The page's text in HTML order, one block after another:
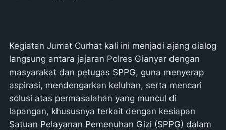
Kegiatan Jumat Curhat kali ini menjadi ajang dialog
langsung antara jajaran Polres Gianyar dengan
masyarakat dan petugas SPPG, guna menyerap
aspirasi, mendengarkan keluhan, serta mencari
solusi atas permasalahan yang muncul di
lapangan, khususnya terkait dengan kesiapan
Satuan Pelayanan Pemenuhan Gizi (SPPG) dalam